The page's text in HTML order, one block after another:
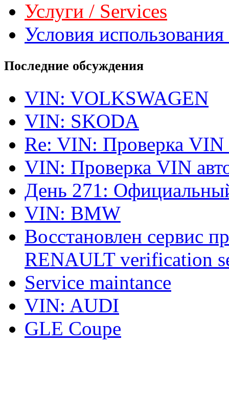
Услуги / Services
Условия
Последние обсуждения
VIN: VOLKSWAGEN
VIN: SKODA
Re: VIN: Проверка VIN
VIN: Проверка VIN
День 271:
VIN: BMW
Восстановлен сервис
RENAULT verification
Service maintance
VIN: AUDI
GLE Coupe